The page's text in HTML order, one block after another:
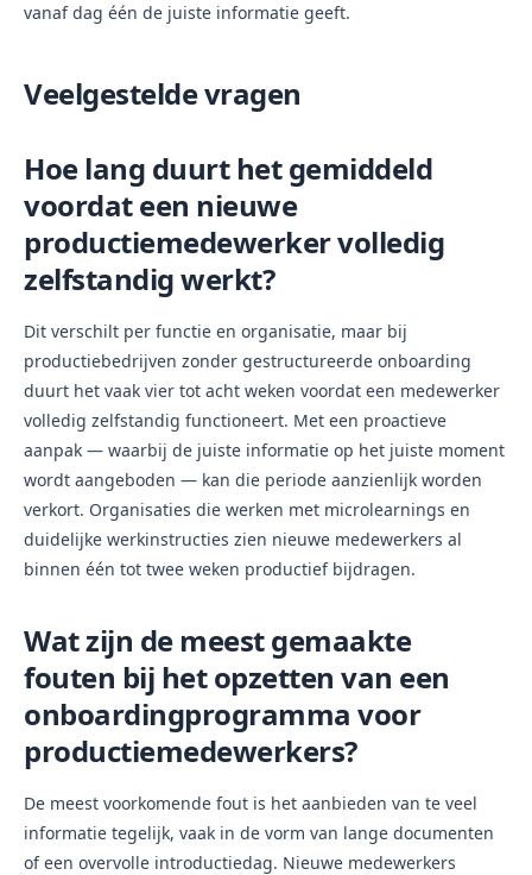
vanaf dag één de juiste informatie geeft.
Veelgestelde vragen
Hoe lang duurt het gemiddeld
voordat een nieuwe
productiemedewerker volledig
zelfstandig werkt?
Dit verschilt per functie en organisatie, maar bij
productiebedrijven zonder gestructureerde onboarding
duurt het vaak vier tot acht weken voordat een medewerker
volledig zelfstandig functioneert. Met een proactieve
aanpak — waarbij de juiste informatie op het juiste moment
wordt aangeboden — kan die periode aanzienlijk worden
verkort. Organisaties die werken met microlearnings en
duidelijke werkinstructies zien nieuwe medewerkers al
binnen één tot twee weken productief bijdragen.
Wat zijn de meest gemaakte
fouten bij het opzetten van een
onboardingprogramma voor
productiemedewerkers?
De meest voorkomende fout is het aanbieden van te veel
informatie tegelijk, vaak in de vorm van lange documenten
of een overvolle introductiedag. Nieuwe medewerkers